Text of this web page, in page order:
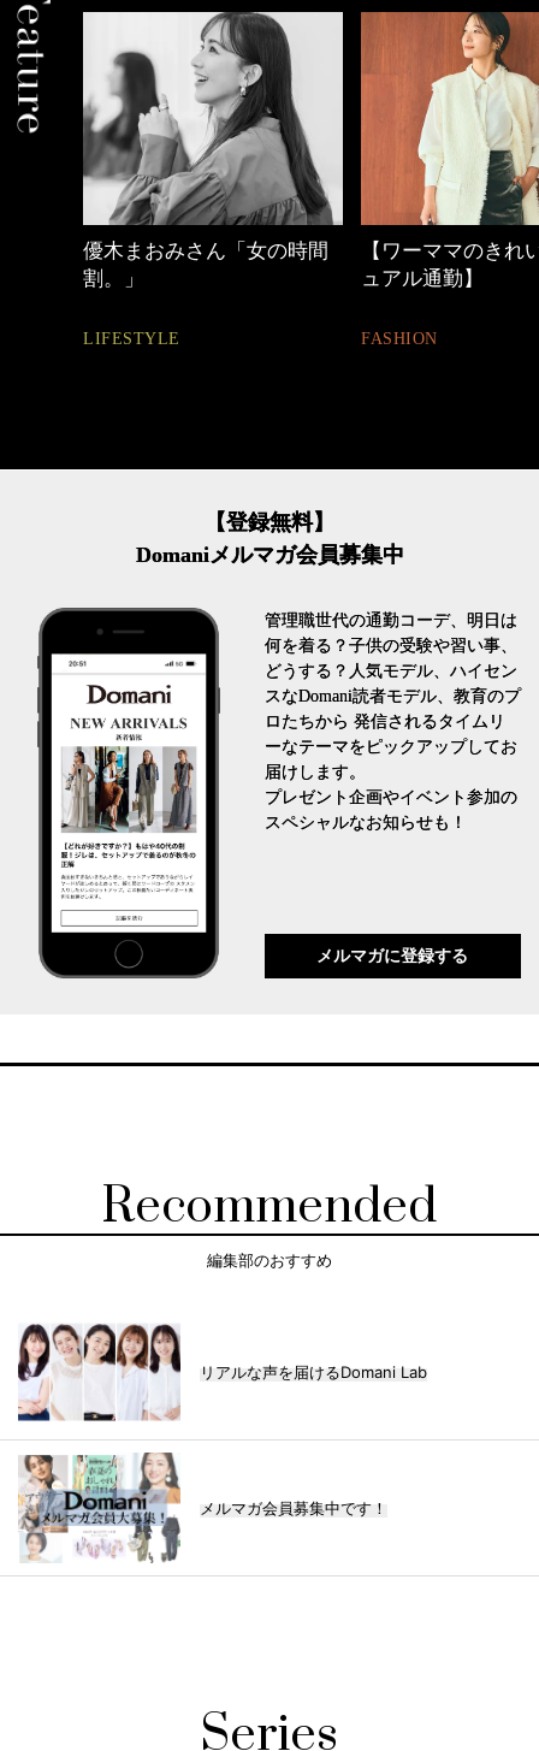
【ワーママのきれいめカジ
ュアル通勤】
FASHION
心地よくいられ
とは
FASHION
【登録無料】
Domaniメルマガ会員募集中
管理職世代の通勤コーデ、明日は
何を着る？子供の受験や習い事、
どうする？人気モデル、ハイセン
スなDomani読者モデル、教育のプ
ロたちから 発信されるタイムリ
ーなテーマをピックアップしてお
届けします。
プレゼント企画やイベント参加の
スペシャルなお知らせも！
メルマガに登録する
Recommended
編集部のおすすめ
リアルな声を届けるDomani Lab
メルマガ会員募集中です！
Series